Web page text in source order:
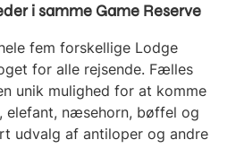
i samme Game Reserve
fem forskellige Lodge
for alle rejsende. Fælles
unik mulighed for at komme
næsehorn, bøffel og
udvalg af antiloper og andre